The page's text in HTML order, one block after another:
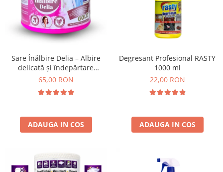
Insecticide
Dezinfectante
Absorbanti de Umiditate & Rezerve
Bioactivatori & Tratamente Fose
Septice
Manusi Protectie
Solutii curatare mobila
Ceaiuri
Cosmetice
Vopsea Par
Ingrijire Par
Ingrijire corp
Ingrijire maini
Ingrijire picioare
Îngrijire Ten
Curatare Intretinere Incaltaminte
Gel de Dus
Sare Înălbire Delia – Albire
delicată și îndepărtare
eficientă a petelor 500 g
65,00 RON
ADAUGA IN COS
Degresant Profesional RASTY
1000 ml
22,00 RON
ADAUGA IN COS